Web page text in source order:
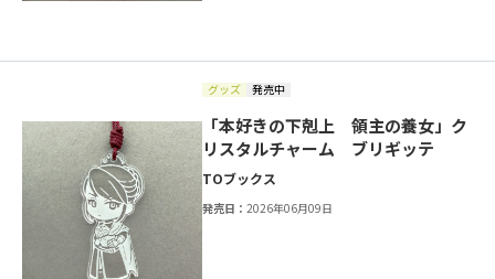
グッズ 発売中
「本好きの下剋上 領主の養女」ク
リスタルチャーム ブリギッテ
TOブックス
発売日：2026年06月09日